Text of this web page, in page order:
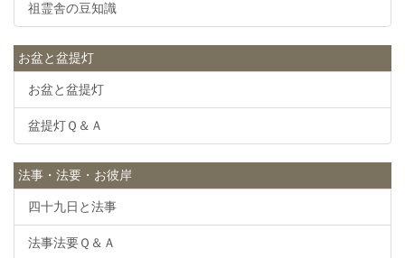
祖霊舎の豆知識
お盆と盆提灯
お盆と盆提灯
盆提灯Ｑ＆Ａ
法事・法要・お彼岸
四十九日と法事
法事法要Ｑ＆Ａ